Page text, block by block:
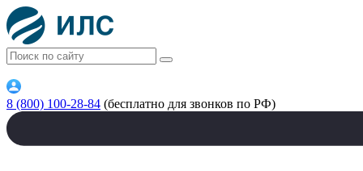
8 (800) 100-28-84 (бесплатно для звонков по РФ)